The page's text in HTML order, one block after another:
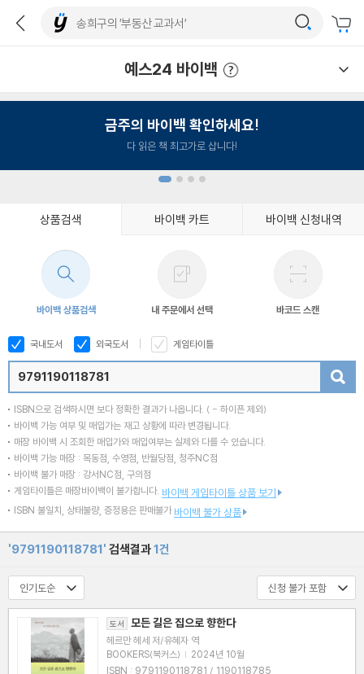
예스24 바이백
금주의 바이백 확인하세요!
다 읽은 책 최고가로 삽니다!
상품검색 바이백 카트 바이백 신청내역
바이백 상품검색 내 주문에서 선택 바코드 스캔
국내도서 외국도서 게임타이틀
ISBN으로 검색하시면 보다 정확한 결과가 나옵니다. ( - 하이픈 제외)
바이백 가능 여부 및 매입가는 재고 상황에 따라 변경됩니다.
매장 바이백 시 조회한 매입가와 매입여부는 실제와 다를 수 있습니다.
바이백 가능 매장 : 목동점, 수영점, 반월당점, 청주NC점
바이백 불가 매장 : 강서NC점, 구의점
게임타이틀은 매장바이백이 불가합니다. 바이백 게임타이틀 상품 보기
ISBN 불일치, 상태불량, 증정용은 판매불가 바이백 불가 상품
'9791190118781' 검색결과1건
도서 모든 길은 집으로 향한다
헤르만 헤세 저/유혜자 역
BOOKERS(북커스) | 2024년 10월
ISBN : 9791190118781 / 1190118785